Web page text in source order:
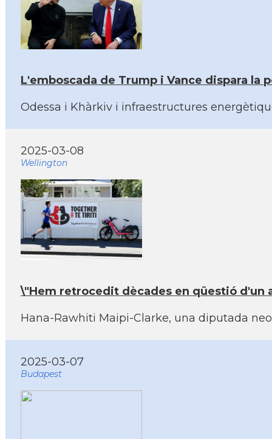
L'emboscada de Trump i Vance dispara la
Odessa i Khàrkiv i infraestructures
2025-03-08
Wellington
\"Hem retrocedit dècades en qüestió d'un
Hana-Rawhiti Maipi-Clarke, una diputada
2025-03-07
Budapest